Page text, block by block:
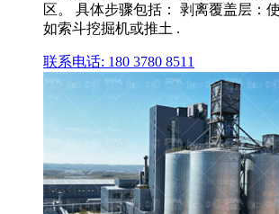
区。 具体步骤包括： 剥离覆盖层：
如索斗挖掘机或推土 .
联系电话: 180 3780 8511